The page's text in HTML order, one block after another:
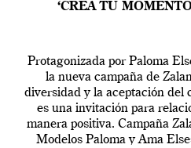
‘CREA TU
Protagonizada por Paloma
la nueva campaña de
diversidad y la aceptación del
es una invitación para
manera positiva. Campaña
Modelos Paloma y Ama